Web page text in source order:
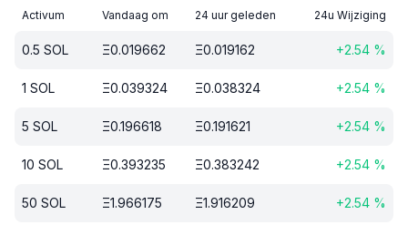
Activum Vandaag om 24 uur geleden 24u Wijziging
0.5 SOL Ξ0.019662 Ξ0.019162 +2.54 %
1 SOL Ξ0.039324 Ξ0.038324 +2.54 %
5 SOL Ξ0.196618 Ξ0.191621 +2.54 %
10 SOL Ξ0.393235 Ξ0.383242 +2.54 %
50 SOL Ξ1.966175 Ξ1.916209 +2.54 %